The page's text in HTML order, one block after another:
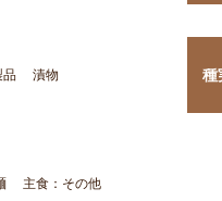
品 漬物 種
主食：その他